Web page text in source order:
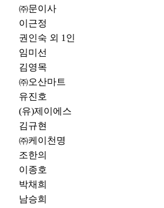
㈜문이사
이근정
권인숙 외 1인
임미선
김영목
㈜오산마트
유진호
(유)제이에스
김규현
㈜케이천명
조한의
이종호
박채희
남승희